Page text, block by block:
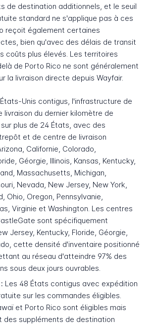
de destination additionnels, et le seuil
standard ne s'applique pas à ces
reçoit également certaines
bien qu'avec des délais de transit
coûts plus élevés. Les territoires
de Porto Rico ne sont généralement
la livraison directe depuis Wayfair.
Unis contigus, l'infrastructure de
du dernier kilomètre de
plus de 24 États, avec des
et de centre de livraison
Californie, Colorado,
Géorgie, Illinois, Kansas, Kentucky,
Massachusetts, Michigan,
Nevada, New Jersey, New York,
Ohio, Oregon, Pennsylvanie,
Virginie et Washington. Les centres
sont spécifiquement
Jersey, Kentucky, Floride, Géorgie,
cette densité d'inventaire positionné
au réseau d'atteindre 97% des
sous deux jours ouvrables.
Les 48 États contigus avec expédition
sur les commandes éligibles.
et Porto Rico sont éligibles mais
des suppléments de destination